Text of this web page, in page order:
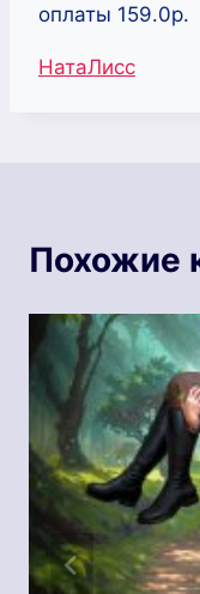
оплаты 159.0р.
Метки
НатаЛисс
Похожие